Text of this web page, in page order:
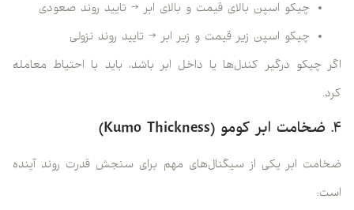
چیکو اسپن بالای قیمت و بالای ابر → تایید روند صعودی
چیکو اسپن زیر قیمت و زیر ابر → تایید روند نزولی
اگر چیکو درگیر کندل‌ها یا داخل ابر باشد، باید با احتیاط معامله
کرد.
۴. ضخامت ابر کومو (Kumo Thickness)
ضخامت ابر یکی از سیگنال‌های مهم برای سنجش قدرت روند آینده
است: